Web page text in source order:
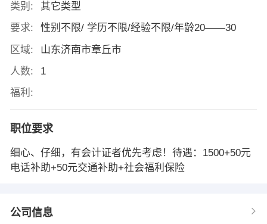
类别:
其它类型
要求:
性别不限/ 学历不限/经验不限/年龄20——30
区域:
山东济南市章丘市
人数:
1
福利:
职位要求
细心、仔细，有会计证者优先考虑！待遇：1500+50元
电话补助+50元交通补助+社会福利保险
公司信息